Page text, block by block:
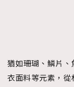
猶如珊瑚、鱗片
衣面料等元素，從